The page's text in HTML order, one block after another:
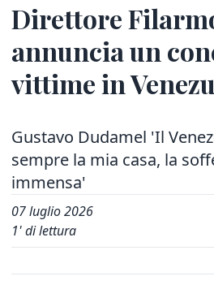
Direttore
annuncia un
vittime in
Gustavo Dudamel 'Il
sempre la mia casa, la
immensa'
07 luglio 2026
1' di lettura